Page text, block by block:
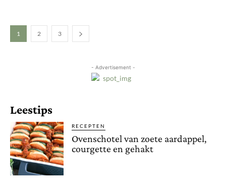
1 2 3
- Advertisement -
Leestips
RECEPTEN
Ovenschotel van zoete aardappel,
courgette en gehakt